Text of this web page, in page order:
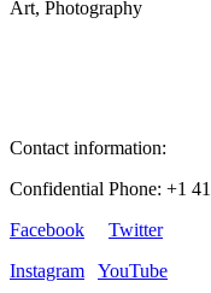
Art, Photography
Contact information:
Confidential Phone: +1
Facebook
Twitter
Instagram
YouTube